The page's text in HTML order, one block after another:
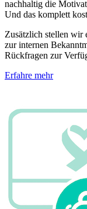
nachhaltig die
Und das komplett
Zusätzlich stellen wir
zur internen
Rückfragen zur
Erfahre mehr